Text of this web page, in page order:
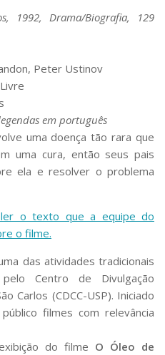
1992, Drama/Biografia, 129
Peter Ustinov
em português
uma doença tão rara que
uma cura, então seus pais
ela e resolver o problema
ler o texto que a equipe do
o filme.
das atividades tradicionais
Centro de Divulgação
Carlos (CDCC-USP). Iniciado
filmes com relevância
do filme O Óleo de